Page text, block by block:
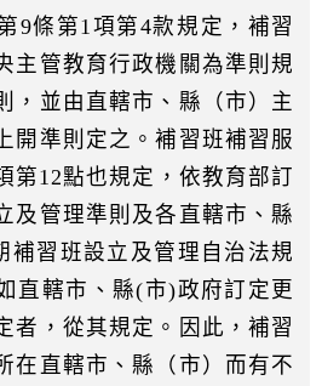
9條第1項第4款規定，補習
主管教育行政機關為準則規
，並由直轄市、縣（市）主
開準則定之。補習班補習服
第12點也規定，依教育部訂
及管理準則及各直轄市、縣
補習班設立及管理自治法規
直轄市、縣(市)政府訂定更
者，從其規定。因此，補習
在直轄市、縣（市）而有不